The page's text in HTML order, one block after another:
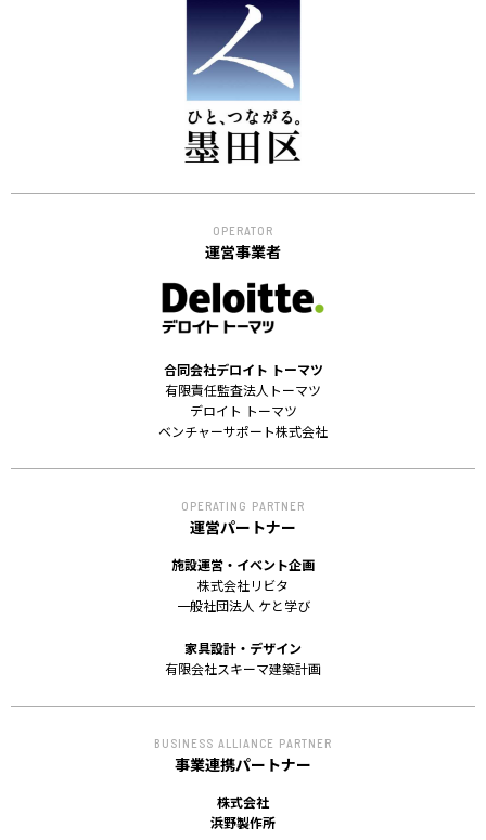
OPERATOR
運営事業者
合同会社デロイト トーマツ
有限責任監査法人トーマツ
デロイト トーマツ
ベンチャーサポート株式会社
OPERATING PARTNER
運営パートナー
施設運営・イベント企画
株式会社リビタ
一般社団法人 ケと学び
家具設計・デザイン
有限会社スキーマ建築計画
BUSINESS ALLIANCE PARTNER
事業連携パートナー
株式会社
浜野製作所